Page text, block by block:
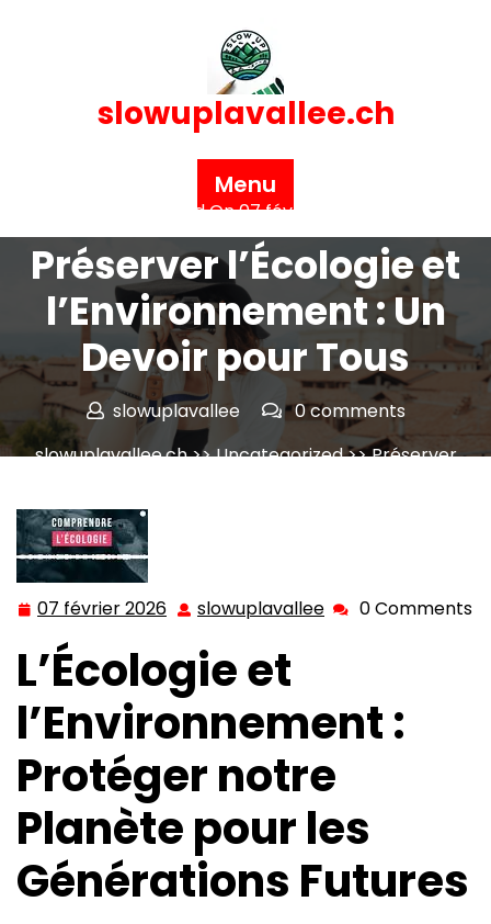
slowuplavallee.ch
Menu
Posted On 07 février 2026
Préserver l’Écologie et
l’Environnement : Un
Devoir pour Tous
slowuplavallee
0 comments
slowuplavallee.ch>>Uncategorized>> Préserver
07 février 2026 07
2026
slowuplavallee slowuplavallee
0 Comments
L’Écologie et
l’Environnement :
Protéger notre
Planète pour les
Générations Futures